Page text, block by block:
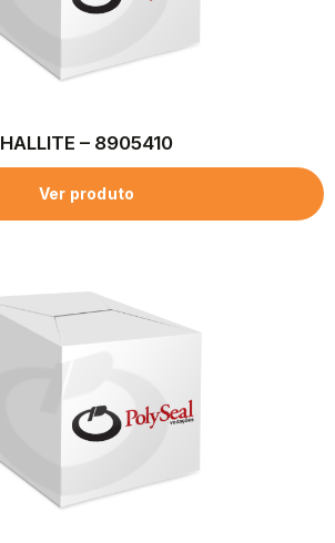
HALLITE – 8905410
Ver produto